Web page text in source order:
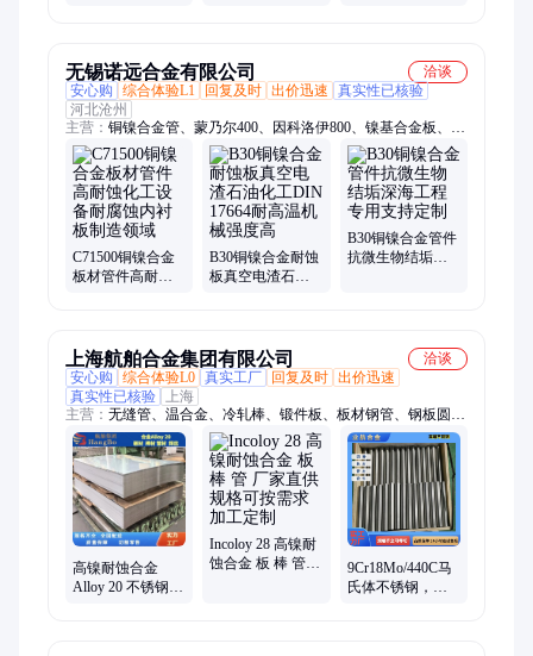
无锡诺远合金有限公司
洽谈
安心购
综合体验L1 回复及时 出价迅速
真实性已核验
河北沧州
主营： 铜镍合金管、蒙乃尔400、因科洛伊800、镍基合金板、高
温合金管件、C70600铜镍板、英科耐尔600、哈氏合金C276、
HAl77-2黄铜管、T2紫铜管、B30铜镍无缝管、TP2螺纹管、B10
铜镍法兰、C71500铜镍管、冷凝换热管、冷凝器用铜镍管、船舶
用铜镍合金管件、化工用合金管、换热器用铜管、铜镍三通/异
径管件、翅片管
C71500铜镍合金
板材管件高耐蚀
B30铜镍合金耐蚀
板真空电渣石油
B30铜镍合金管件
抗微生物结垢深
上海航舶合金集团有限公司
洽谈
安心购
综合体验L0 真实工厂 回复及时 出价迅速
真实性已核验
上海
主营： 无缝管、温合金、冷轧棒、锻件板、板材钢管、钢板圆棒
钢管、圆棒钢板锻件锻、钽铌合金、哈氏合金、圆棒管材、镍基
合金、钴基合金、圆管圆棒、锻件钢带、管材圆棒锻件、圆棒丝
材锻件管、因瓦合金、稀有金属材料、马氏体不锈钢
高镍耐蚀合金
Alloy 20 不锈钢板
Incoloy 28 高镍耐
蚀合金 板 棒 管
9Cr18Mo/440C马
氏体不锈钢，现